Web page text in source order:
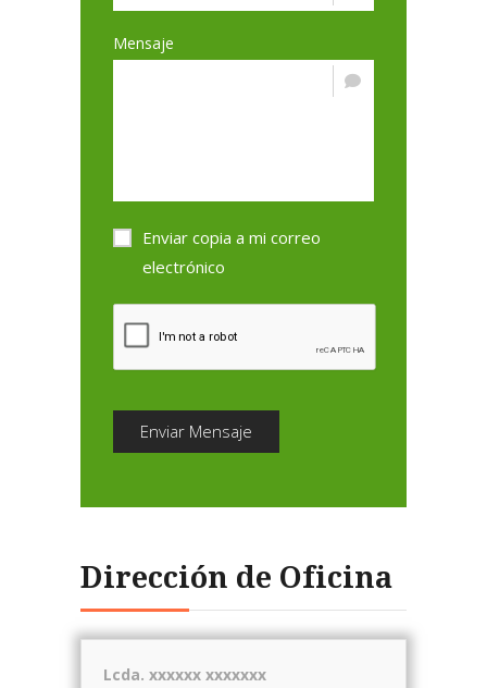
Mensaje
Enviar copia a mi correo
electrónico
Enviar Mensaje
Dirección de Oficina
Lcda. xxxxxx xxxxxxx